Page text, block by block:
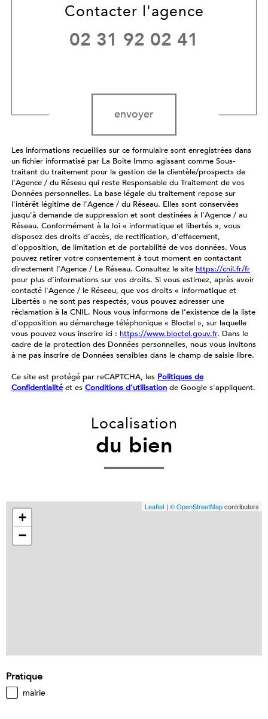
Contacter l'agence
02 31 92 02 41
envoyer
Les informations recueillies sur ce formulaire sont enregistrées dans
un fichier informatisé par La Boite Immo agissant comme Sous-
traitant du traitement pour la gestion de la clientèle/prospects de
l'Agence / du Réseau qui reste Responsable du Traitement de vos
Données personnelles. La base légale du traitement repose sur
l'intérêt légitime de l'Agence / du Réseau. Elles sont conservées
jusqu'à demande de suppression et sont destinées à l'Agence / au
Réseau. Conformément à la loi « informatique et libertés », vous
disposez des droits d’accès, de rectification, d’effacement,
d’opposition, de limitation et de portabilité de vos données. Vous
pouvez retirer votre consentement à tout moment en contactant
directement l’Agence / Le Réseau. Consultez le site https://cnil.fr/fr
pour plus d’informations sur vos droits. Si vous estimez, après avoir
contacté l'Agence / le Réseau, que vos droits « Informatique et
Libertés » ne sont pas respectés, vous pouvez adresser une
réclamation à la CNIL. Nous vous informons de l’existence de la liste
d'opposition au démarchage téléphonique « Bloctel », sur laquelle
vous pouvez vous inscrire ici : https://www.bloctel.gouv.fr. Dans le
cadre de la protection des Données personnelles, nous vous invitons
à ne pas inscrire de Données sensibles dans le champ de saisie libre.
Ce site est protégé par reCAPTCHA, les Politiques de
Confidentialitéet es Conditions d'utilisation de Google s'appliquent.
Localisation
du bien
+
−
Leaflet | © OpenStreetMapcontributors
Pratique
mairie